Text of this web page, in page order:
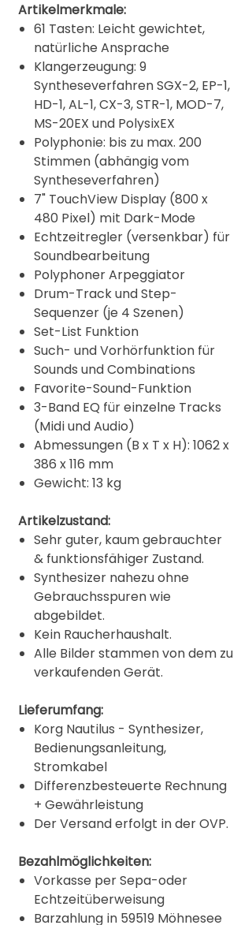
Artikelmerkmale:
61 Tasten: Leicht gewichtet,
natürliche Ansprache
Klangerzeugung: 9
Syntheseverfahren SGX-2, EP-1,
HD-1, AL-1, CX-3, STR-1, MOD-7,
MS-20EX und PolysixEX
Polyphonie: bis zu max. 200
Stimmen (abhängig vom
Syntheseverfahren)
7" TouchView Display (800 x
480 Pixel) mit Dark-Mode
Echtzeitregler (versenkbar) für
Soundbearbeitung
Polyphoner Arpeggiator
Drum-Track und Step-
Sequenzer (je 4 Szenen)
Set-List Funktion
Such- und Vorhörfunktion für
Sounds und Combinations
Favorite-Sound-Funktion
3-Band EQ für einzelne Tracks
(Midi und Audio)
Abmessungen (B x T x H): 1062 x
386 x 116 mm
Gewicht: 13 kg
Artikelzustand:
Sehr guter, kaum gebrauchter
& funktionsfähiger Zustand.
Synthesizer nahezu ohne
Gebrauchsspuren wie
abgebildet.
Kein Raucherhaushalt.
Alle Bilder stammen von dem zu
verkaufenden Gerät.
Lieferumfang:
Korg Nautilus - Synthesizer,
Bedienungsanleitung,
Stromkabel
Differenzbesteuerte Rechnung
+ Gewährleistung
Der Versand erfolgt in der OVP.
Bezahlmöglichkeiten:
Vorkasse per Sepa-oder
Echtzeitüberweisung
Barzahlung in 59519 Möhnesee